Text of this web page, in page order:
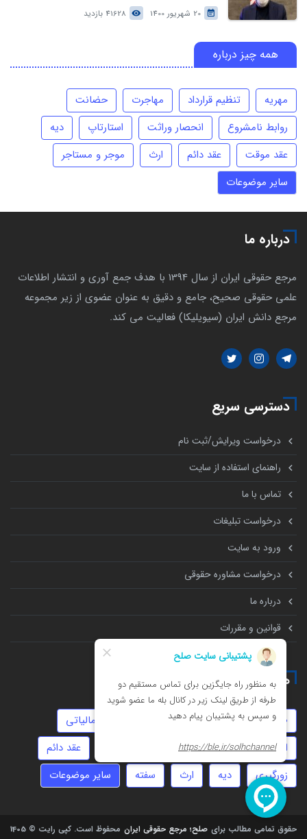
20 شهریور 1400 41628 بازدید
همه چیز درباره
مهریه تنظیم قرارداد مهاجرت
حضانت
روابط نامشروع
انحصار وراثت استارتاپ
دیه
عقد موقت
عقد دائم ارث
موجر و مستاجر
سایر موضوعات
درباره ما
مرجع حقوقی ایران از سال 1394 با هدف جمع آوری و انتشار اطلاعات
علمی حقوقی صحیح، جامع و دقیق به عنوان عضوی از زیر مجموعه
مرجع دانش ایران (سیویلیکا) فعالیت می کند.
دسترسی سریع
درخواست ویرایش/ثبت نام
راهنمای استفاده از سایت
تماس با ما
درخواست تبلیغات
ورود به سایت
درخواست مشاوره حقوقی
درباره ما
قوانین و مقررات
همه چیز درباره
طلاق توهین تنظیم قرارداد
امور مالیاتی
انحصار وراثت
حضانت
عقد دائم
زورگیری
دیه ارث سفته سایر موضوعات
حقوق تمامی مطالب برای صلح؛ مرجع حقوقی ایران محفوظ است. کپی رایت © 1405